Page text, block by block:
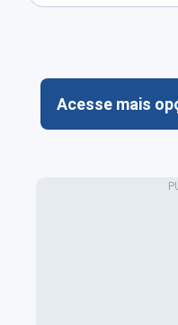
Acesse mais